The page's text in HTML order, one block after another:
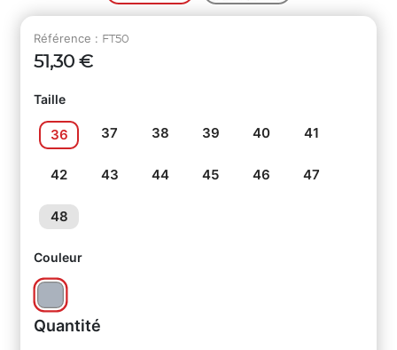
Référence : FT50
51,30 €
Taille
36 37 38 39 40 41
42 43 44 45 46 47
48
Couleur
Quantité